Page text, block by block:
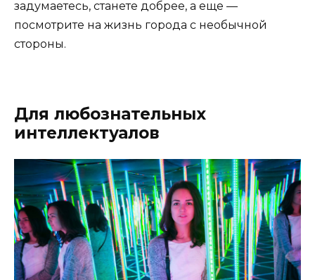
задумаетесь, станете добрее, а еще —
посмотрите на жизнь города с необычной
стороны.
Для любознательных
интеллектуалов